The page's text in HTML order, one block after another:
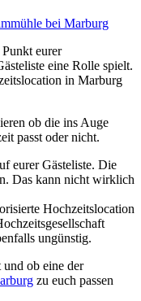
eurer
eine Rolle spielt.
in Marburg
ob die ins Auge
passt oder nicht.
eurer Gästeliste. Die
Das kann nicht wirklich
Hochzeitslocation
ungünstig.
ob eine der
zu euch passen